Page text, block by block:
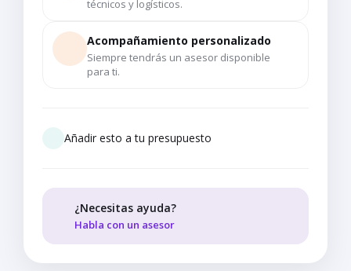
técnicos y logísticos.
Acompañamiento personalizado
Siempre tendrás un asesor disponible
para ti.
Añadir esto a tu presupuesto
¿Necesitas ayuda?
Habla con un asesor